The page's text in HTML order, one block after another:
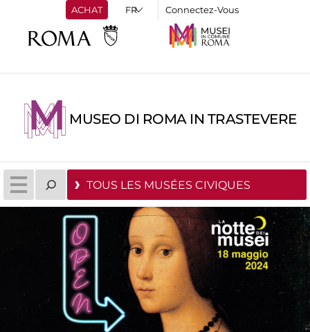
ACHAT Connectez-Vous
MUSEO DI ROMA IN TRASTEVERE
TOUS LES MUSÉES CIVIQUES